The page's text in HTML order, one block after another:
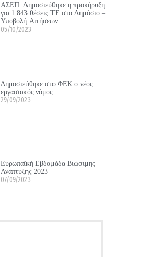
ΑΣΕΠ: Δημοσιεύθηκε η προκήρυξη
για 1.843 θέσεις ΤΕ στο Δημόσιο –
Υποβολή Αιτήσεων
05/10/2023
Δημοσιεύθηκε στο ΦΕΚ ο νέος
εργασιακός νόμος
29/09/2023
Ευρωπαϊκή Εβδομάδα Βιώσιμης
Ανάπτυξης 2023
07/09/2023